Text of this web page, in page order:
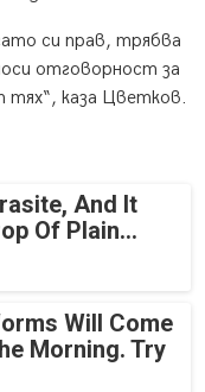
си прав, трябва
отговорност за
каза Цветков.
And It
Of Plain...
Will Come
Morning. Try